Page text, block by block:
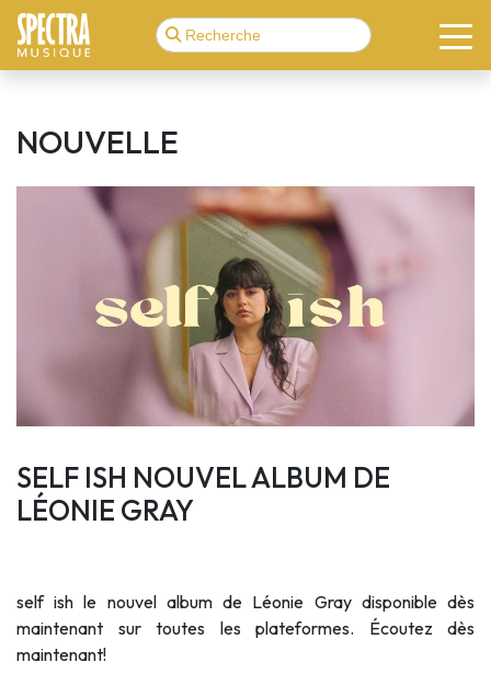
NOUVELLE
SELF ISH NOUVEL ALBUM DE
LÉONIE GRAY
self ish le nouvel album de Léonie Gray disponible dès
maintenant sur toutes les plateformes. Écoutez dès
maintenant!